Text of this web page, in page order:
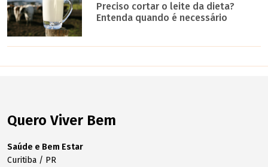
Preciso cortar o leite da dieta?
Entenda quando é necessário
Quero Viver Bem
Saúde e Bem Estar
Curitiba / PR